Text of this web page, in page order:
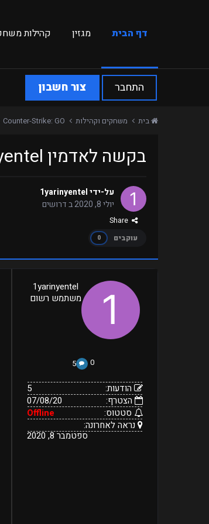
דף הבית מגזין קהילות
התחבר צור חשבון
בית משחקים וקהילות Counter-Strike: GO
בקשה לאדמין 1yarinyentel לשרת Retakes
על-ידי1yarinyentel
יולי 8, 2020
בדרושים
עוקבים
0
הודעות:
הצטרף:
סטטוס:
Offline
נראה
לאחרונה:
ספטמבר
1yarinyentel
משתמש רשום
0
5
הודעות:
5
הצטרף:
07/08/20
סטטוס:
Offline
נראה לאחרונה:
ספטמבר 8, 2020